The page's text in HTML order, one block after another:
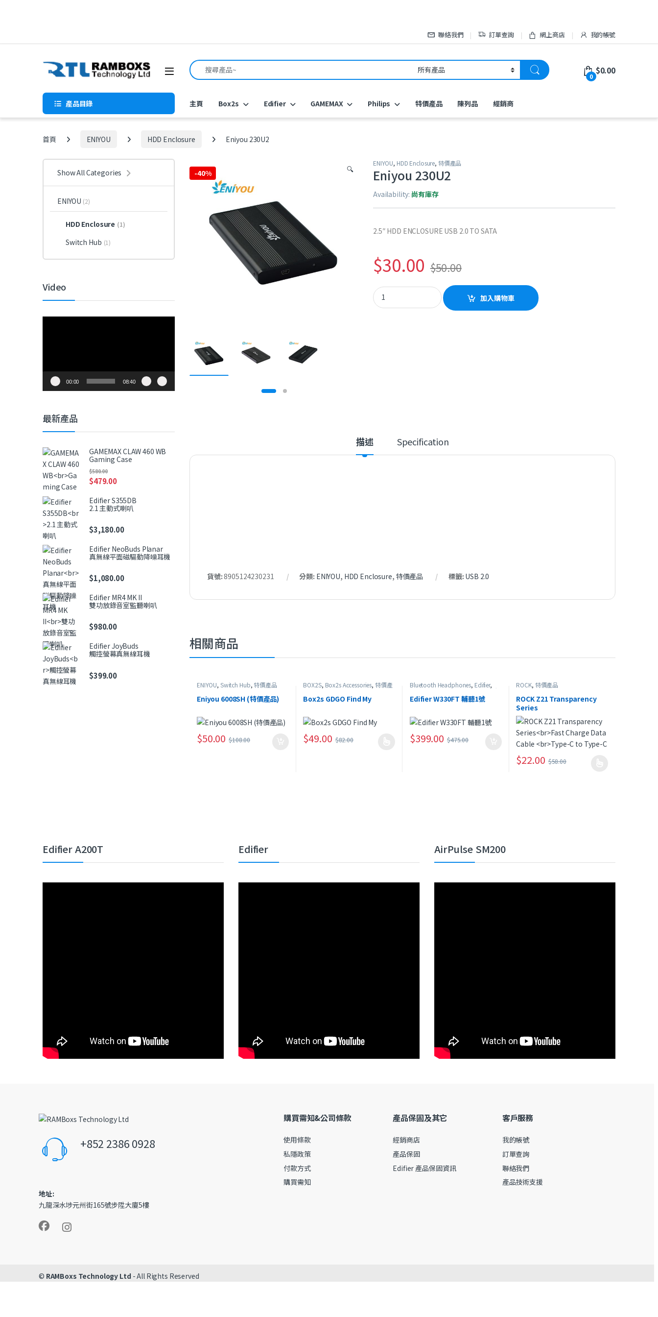
聯絡我們 訂單查詢 網上商店 我的帳號
Open Search for:
0
$0.00
產品目錄 主頁 Box2s Edifier GAMEMAX Philips 特價產品 陳列品 經銷商
首頁 ENIYOU HDD Enclosure Eniyou 230U2
-40% 🔍
ENIYOU, HDD Enclosure, 特價產品
Eniyou 230U2
Availability: 尚有庫存
2.5″ HDD ENCLOSURE USB 2.0 TO SATA
$30.00 $50.00
Eniyou 230U2 quantity
加入購物車
描述 Specification
貨號:8905124230231 分類: ENIYOU, HDD Enclosure, 特價產品 標籤: USB 2.0
相關商品
ENIYOU, Switch Hub, 特價產品
Eniyou 6008SH (特價產品)
$50.00 $108.00
BOX2S, Box2s Accessories, 特價產
Box2s GDGO Find My
$49.00 $82.00
此產品有多種款式。 可在產品頁面選擇選項
Bluetooth Headphones, Edifier,
In-Ear Headphones 特價
產品
Edifier W330FT 輔聽1號
$399.00 $475.00
ROCK, 特價產品
ROCK Z21 Transparency
Series
Fast Charge Data Cable
Type-C to Type-C
$22.00 $58.00
此產品有多種款式。 可在產品頁面選擇選項
Show All Categories
ENIYOU (2)
HDD Enclosure (1)
Switch Hub (1)
Video
00:00 08:40
最新產品
GAMEMAX CLAW 460 WB
Gaming Case
$479.00
$580.00
Edifier S355DB
2.1 主動式喇叭
$3,180.00
Edifier NeoBuds Planar
真無線平面磁驅動降噪耳機
$1,080.00
Edifier MR4 MK II
雙功放錄音室監聽喇叭
$980.00
Edifier JoyBuds
觸控螢幕真無線耳機
$399.00
Edifier A200T Edifier AirPulse SM200
+852 2386 0928
地址:
九龍深水埗元州街165號步陞大廈5樓
購買需知&公司條款
使用條款
私隱政策
付款方式
購買需知
產品保固及其它
經銷商店
產品保固
Edifier 產品保固資訊
客戶服務
我的帳號
訂單查詢
聯絡我們
產品技術支援
© RAMBoxs Technology Ltd - All Rights Reserved